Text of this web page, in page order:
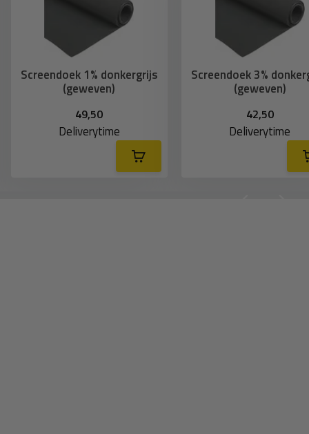
Screendoek 1% donkergrijs
(geweven)
49,50
Deliverytime
Screendoek 3%
(geweven)
42,50
Deliverytime